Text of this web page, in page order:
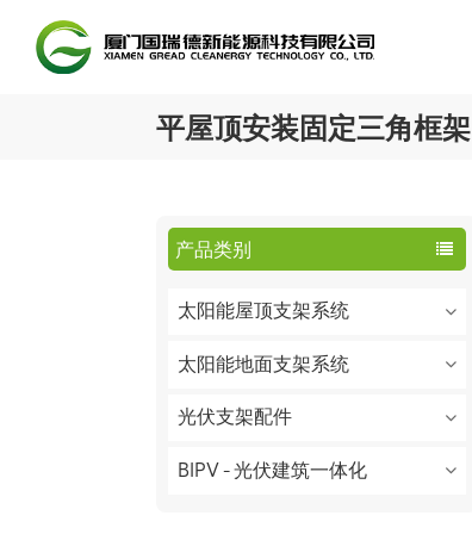
平屋顶安装固定三角框架
产品类别
太阳能屋顶支架系统
太阳能地面支架系统
光伏支架配件
BIPV - 光伏建筑一体化